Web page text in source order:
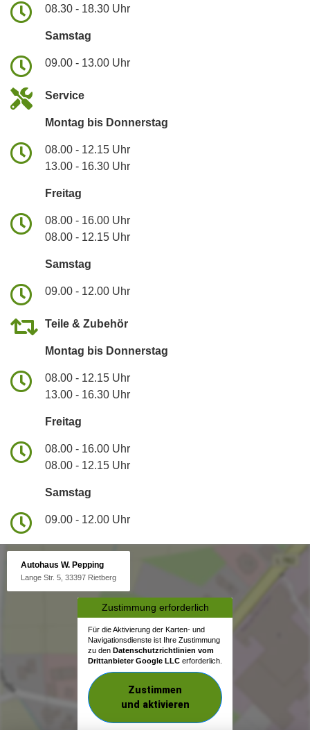
08.30 - 18.30 Uhr
Samstag
09.00 - 13.00 Uhr
Service
Montag bis Donnerstag
08.00 - 12.15 Uhr
13.00 - 16.30 Uhr
Freitag
08.00 - 16.00 Uhr
08.00 - 12.15 Uhr
Samstag
09.00 - 12.00 Uhr
Teile & Zubehör
Montag bis Donnerstag
08.00 - 12.15 Uhr
13.00 - 16.30 Uhr
Freitag
08.00 - 16.00 Uhr
08.00 - 12.15 Uhr
Samstag
09.00 - 12.00 Uhr
Autohaus W. Pepping
Lange Str. 5, 33397 Rietberg
Zustimmung erforderlich
Für die Aktivierung der Karten- und
Navigationsdienste ist Ihre Zustimmung
zu den Datenschutzrichtlinien vom
Drittanbieter Google LLC erforderlich.
Zustimmen
und aktivieren